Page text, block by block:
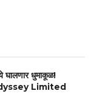
घालणार धुमाकूळ!
Limited